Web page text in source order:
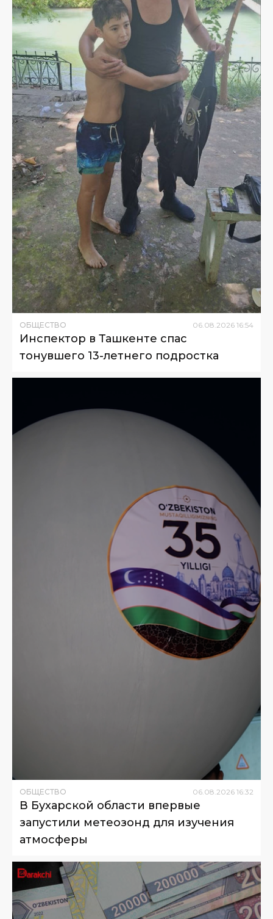
ОБЩЕСТВО 06.08.2026 16:54
Инспектор в Ташкенте спас
тонувшего 13-летнего подростка
ОБЩЕСТВО 06 08 2026 16:32
В Бухарской области впервые
запустили метеозонд для изучения
атмосферы